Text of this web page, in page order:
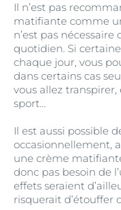
Il n’est pas
matifiante comme
n’est pas
quotidien. Si
chaque jour, vous
dans certains cas
vous allez transpirer,
sport…
Il est aussi possible
occasionnellement,
une crème
donc pas besoin de
effets seraient
risquerait d’étouffer